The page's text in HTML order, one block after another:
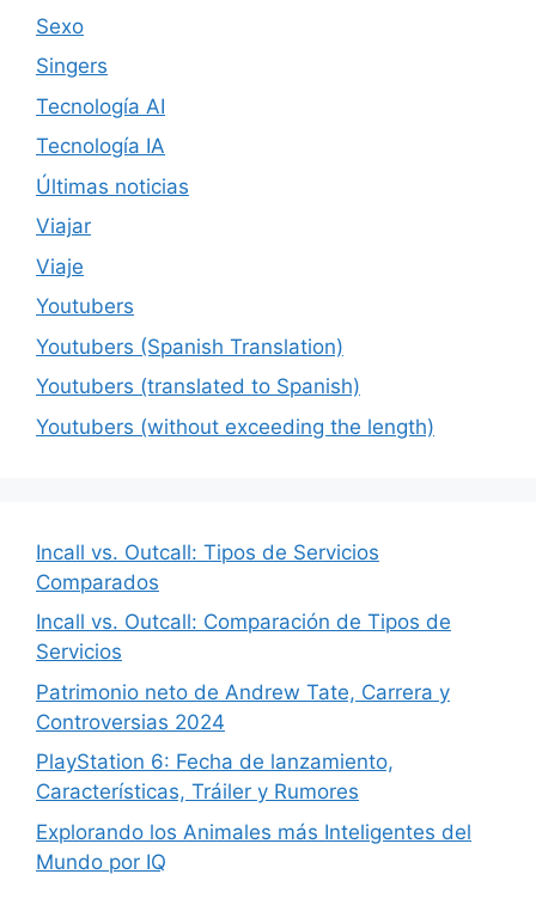
Sexo
Singers
Tecnología AI
Tecnología IA
Últimas noticias
Viajar
Viaje
Youtubers
Youtubers (Spanish Translation)
Youtubers (translated to Spanish)
Youtubers (without exceeding the length)
Incall vs. Outcall: Tipos de Servicios
Comparados
Incall vs. Outcall: Comparación de Tipos de
Servicios
Patrimonio neto de Andrew Tate, Carrera y
Controversias 2024
PlayStation 6: Fecha de lanzamiento,
Características, Tráiler y Rumores
Explorando los Animales más Inteligentes del
Mundo por IQ